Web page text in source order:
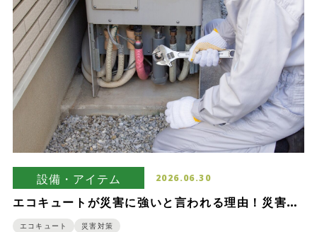
設備・アイテム 2026.06.30
エコキュートが災害に強いと言われる理由！災害時
の使い方も紹介
エコキュート 災害対策